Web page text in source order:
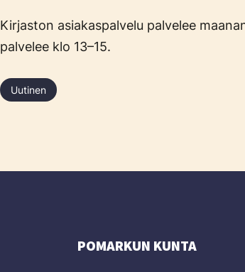
Kirjaston asiakaspalvelu palvelee
palvelee klo 13–15.
Uutinen
POMARKUN KUNTA